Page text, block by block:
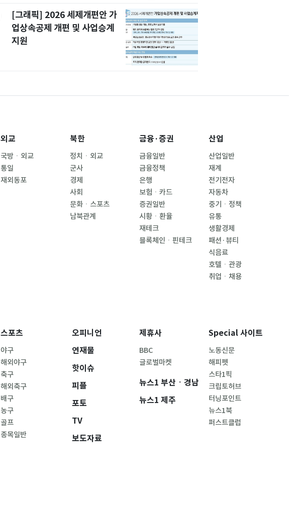
[그래픽] 2026 세제개편안 가
업상속공제 개편 및 사업승계
지원
외교
국방ㆍ외교
통일
재외동포
북한
정치ㆍ외교
군사
경제
사회
문화ㆍ스포츠
남북관계
금융·증권
금융일반
금융정책
은행
보험ㆍ카드
증권일반
시황ㆍ환율
재테크
블록체인ㆍ핀테크
산업
산업일반
재계
전기전자
자동차
중기ㆍ정책
유통
생활경제
패션·뷰티
식음료
호텔ㆍ관광
취업ㆍ채용
스포츠
야구
해외야구
축구
해외축구
배구
농구
골프
종목일반
오피니언
연재물
핫이슈
피플
포토
TV
보도자료
제휴사
BBC
글로벌마켓
뉴스1 부산ㆍ경남
뉴스1 제주
Special 사이트
노동신문
해피펫
스타1픽
크립토허브
터닝포인트
뉴스1북
퍼스트클럽